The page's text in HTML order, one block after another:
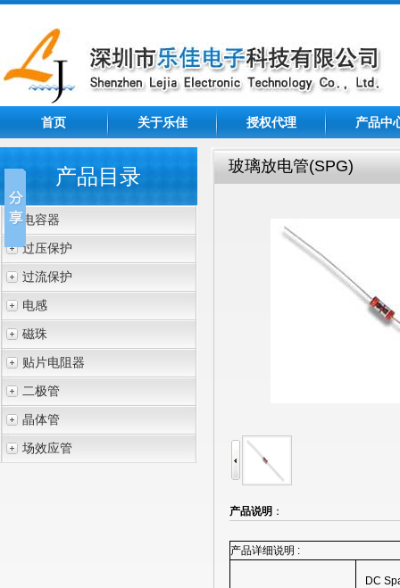
首页 关于乐佳 授权代理 产品中
产品目录
电容器
过压保护
过流保护
电感
磁珠
贴片电阻器
二极管
晶体管
场效应管
玻璃放电管(SPG)
产品说明 ：
产品详细说明 :
DC